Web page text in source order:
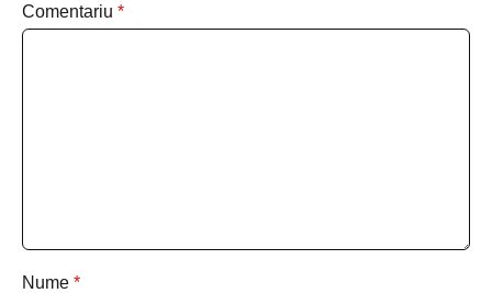
Comentariu *
Nume *